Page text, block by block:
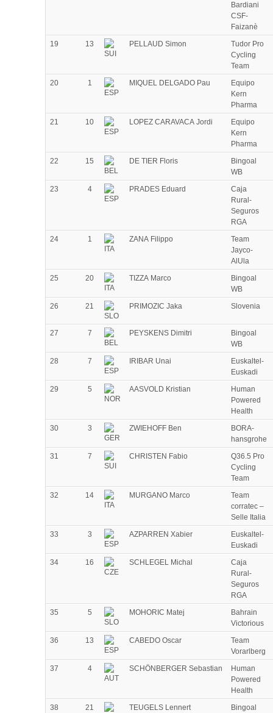
Bardiani
CSF-
Faizanè
19
13 PELLAUD Simon
Tudor Pro
Cycling
Team
20
1 MIQUEL DELGADO Pau
Equipo
Kern
Pharma
21
10 LOPEZ CARAVACA Jordi
Equipo
Kern
Pharma
22
15 DE TIER Floris
Bingoal
WB
23
4 PRADES Eduard
Caja
Rural-
Seguros
RGA
24
1 ZANA Filippo
Team
Jayco-
AlUla
25
20 TIZZA Marco
Bingoal
WB
26
21 PRIMOZIC Jaka Slovenia
27 7 PEYSKENS Dimitri
Bingoal
WB
28
7 IRIBAR Unai
Euskaltel-
Euskadi
29
5 AASVOLD Kristian
Human
Powered
Health
30
3 ZWIEHOFF Ben
BORA-
hansgrohe
31
7 CHRISTEN Fabio
Q36.5 Pro
Cycling
Team
32
14 MURGANO Marco
Team
corratec –
Selle Italia
33
3 AZPARREN Xabier
Euskaltel-
Euskadi
34
16 SCHLEGEL Michal
Caja
Rural-
Seguros
RGA
35
5 MOHORIC Matej
Bahrain
Victorious
36
13 CABEDO Oscar
Team
Vorarlberg
37
4 SCHÖNBERGER Sebastian
Human
Powered
Health
38
21 TEUGELS Lennert
Bingoal